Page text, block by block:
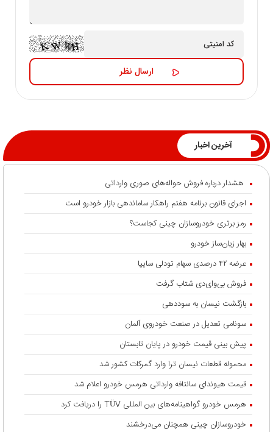
آخرین اخبار
هشدار درباره فروش حواله‌های صوری وارداتی
اجرای قانون برنامه هفتم راهکار ساماندهی بازار خودرو است
رمز برتری خودروسازان چینی کجاست؟
بهار زیان‌ساز خودرو
عرضه ۴۲ درصدی سهام تودلی سایپا
فروش بی‌وای‌دی شتاب گرفت
بازگشت نیسان به سوددهی
سونامی تعدیل در صنعت خودروی آلمان
پیش بینی قیمت خودرو در پایان تابستان
محموله قطعات نیسان ترا وارد گمرکات کشور شد
قیمت هیوندای سانتافه وارداتی هرمس خودرو اعلام شد
هرمس خودرو گواهینامه‌های بین المللی TÜV را دریافت کرد
خودروسازان چینی همچنان می‌درخشند